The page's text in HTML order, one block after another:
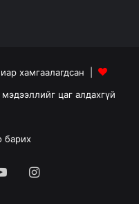
хамгаалагдсан |
цаг алдахгүй
барих
YouTubeInstagram